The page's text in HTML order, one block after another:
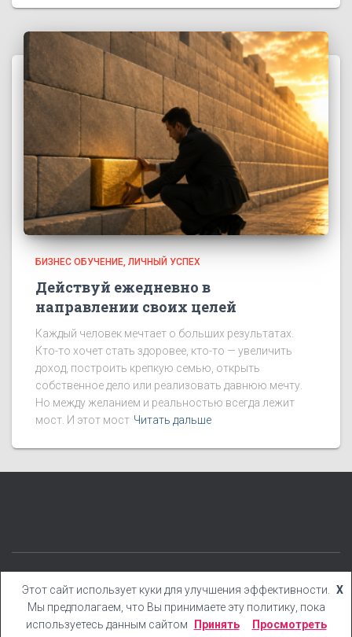
БИЗНЕС ОБУЧЕНИЕ ЛИЧНЫЙ УСПЕХ
Действуй ежедневно в
направлении своих целей
Каждый человек мечтает о больших результатах.
Кто-то хочет стать здоровее, кто-то — увеличить
доход, построить крепкую семью, открыть
собственное дело или реализовать давнюю мечту.
Но между желанием и реальностью всегда лежит
мост. И этот мост Читать дальше
КАТЕГОРИИ БЛОГ БОНУСЫ КНИГИ YOUTUBE
Hestia | РазработаноThemeIsle
Этот сайт использует куки для улучшения эффективности.
Мы предполагаем, что Вы принимаете эту политику, пока
используетесь данным сайтом
X
Принять
Просмотреть